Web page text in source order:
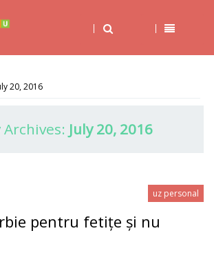
20, 2016
Archives: July 20, 2016
uz personal
pentru fetițe și nu